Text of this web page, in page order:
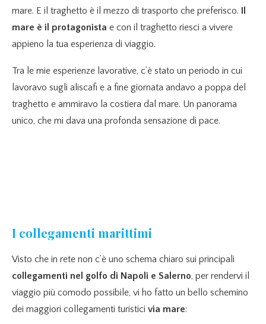
mare. E il traghetto è il mezzo di trasporto che preferisco. Il
mare è il protagonista e con il traghetto riesci a vivere
appieno la tua esperienza di viaggio.
Tra le mie esperienze lavorative, c’è stato un periodo in cui
lavoravo sugli aliscafi e a fine giornata andavo a poppa del
traghetto e ammiravo la costiera dal mare. Un panorama
unico, che mi dava una profonda sensazione di pace.
I collegamenti marittimi
Visto che in rete non c’è uno schema chiaro sui principali
collegamenti nel golfo di Napoli e Salerno , per rendervi il
viaggio più comodo possibile, vi ho fatto un bello schemino
dei maggiori collegamenti turistici via mare: